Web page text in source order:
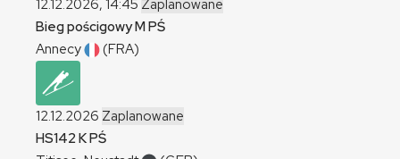
12.12.2026, 14:45 Zaplanowane
Bieg pościgowyMPŚ
Annecy
(FRA)
12.12.2026 Zaplanowane
HS142KPŚ